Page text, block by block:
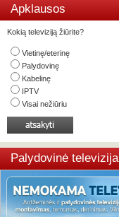
Apklausos
Kokią televiziją žiūrite?
Vietinę/eterinę
Palydovinę
Kabelinę
IPTV
Visai nežiūriu
Palydovinė televizija